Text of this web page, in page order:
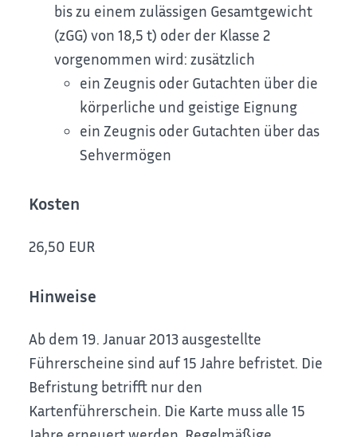
bis zu einem zulässigen Gesamtgewicht
(zGG) von 18,5 t) oder der Klasse 2
vorgenommen wird: zusätzlich
ein Zeugnis oder Gutachten über die
körperliche und geistige Eignung
ein Zeugnis oder Gutachten über das
Sehvermögen
Kosten
26,50 EUR
Hinweise
Ab dem 19. Januar 2013 ausgestellte
Führerscheine sind auf 15 Jahre befristet. Die
Befristung betrifft nur den
Kartenführerschein. Die Karte muss alle 15